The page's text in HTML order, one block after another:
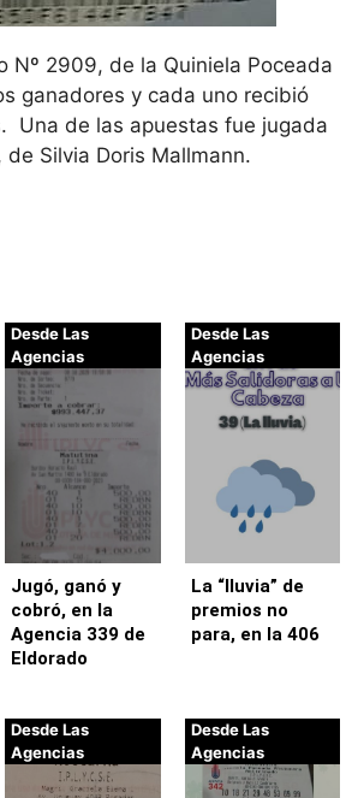
Nº 2909, de la Quiniela Poceada
ganadores y cada uno recibió
Una de las apuestas fue jugada
de Silvia Doris Mallmann.
Desde Las
Agencias
Jugó, ganó y
cobró, en la
Agencia 339 de
Eldorado
Desde Las
Agencias
La “lluvia” de
premios no
para, en la 406
Desde Las
Agencias
Desde Las
Agencias